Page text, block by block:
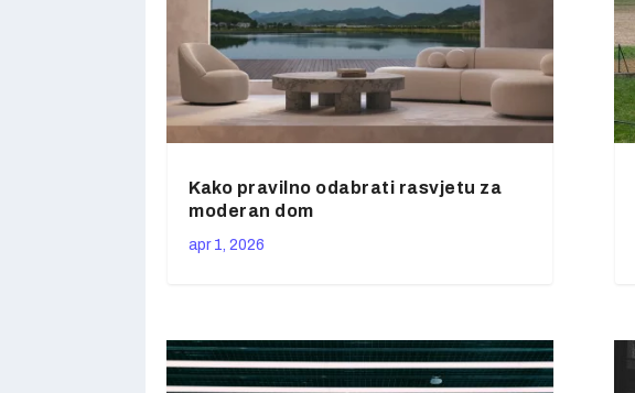
Kako pravilno odabrati rasvjetu za
moderan dom
apr 1, 2026